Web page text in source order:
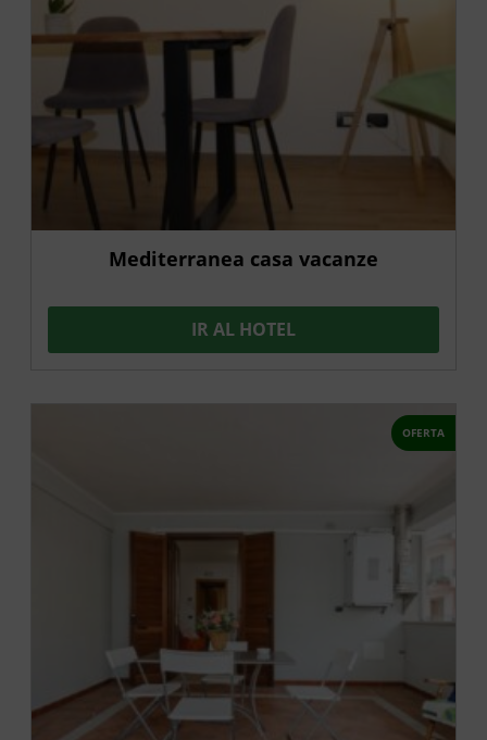
Mediterranea casa vacanze
IR AL HOTEL
OFERTA